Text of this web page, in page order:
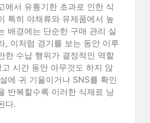
에서 유통기한 초과로 인한 식
특히 야채류와 유제품에서 높
배경에는 단순한 구매 관리 실
, 이처럼 경기를 보는 동안 이루
한 수납 행위가 결정적인 역할
시간 동안 아무것도 하지 않
에 귀 기울이거나 SNS를 확인
반복할수록 이러한 식재료 낭
다.